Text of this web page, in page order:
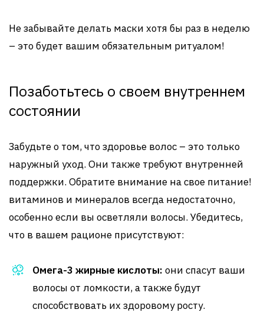
Не забывайте делать маски хотя бы раз в неделю
– это будет вашим обязательным ритуалом!
Позаботьтесь о своем внутреннем
состоянии
Забудьте о том, что здоровье волос – это только
наружный уход. Они также требуют внутренней
поддержки. Обратите внимание на свое питание!
витаминов и минералов всегда недостаточно,
особенно если вы осветляли волосы. Убедитесь,
что в вашем рационе присутствуют:
Омега-3 жирные кислоты: они спасут ваши
волосы от ломкости, а также будут
способствовать их здоровому росту.